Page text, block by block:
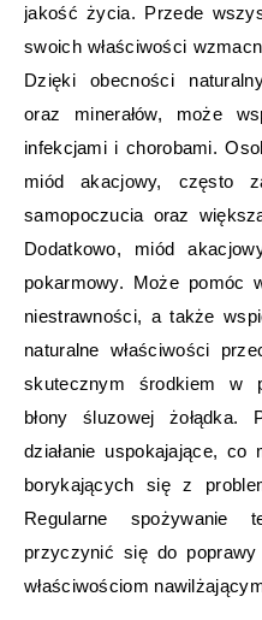
jakość życia. Przede
swoich właściwości
Dzięki obecności
oraz minerałów, może
infekcjami i chorobami.
miód akacjowy, często
samopoczucia oraz
Dodatkowo, miód
pokarmowy. Może pomóc
niestrawności, a także
naturalne właściwości
skutecznym środkiem w
błony śluzowej żołądka.
działanie uspokajające,
borykających się z
Regularne spożywanie
przyczynić się do
właściwościom